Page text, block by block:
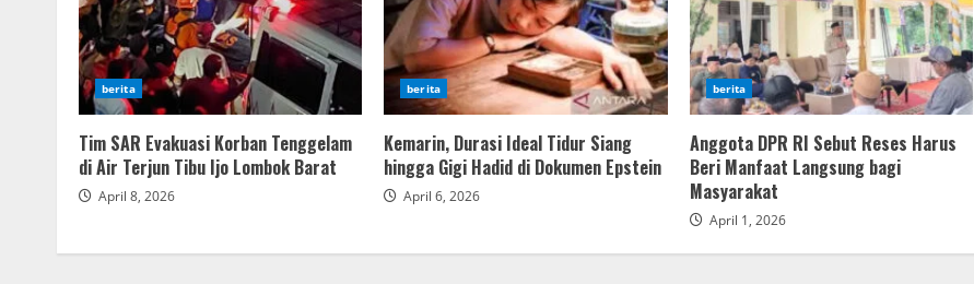
berita
Tim SAR Evakuasi Korban Tenggelam
di Air Terjun Tibu Ijo Lombok Barat
April 8, 2026
berita
Kemarin, Durasi Ideal Tidur Siang
hingga Gigi Hadid di Dokumen Epstein
April 6, 2026
berita
Anggota DPR RI Sebut Reses Harus
Beri Manfaat Langsung bagi
Masyarakat
April 1, 2026